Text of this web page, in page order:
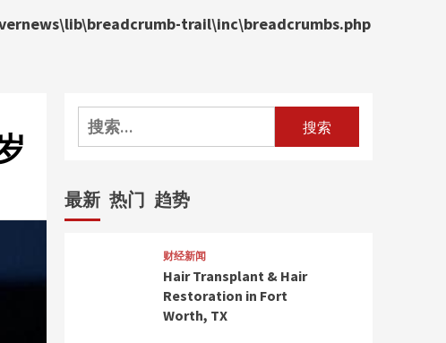
trail\inc\breadcrumbs.php
搜
索：
最新 热门 趋势
财经新闻
Hair Transplant & Hair
Restoration in Fort
Worth, TX